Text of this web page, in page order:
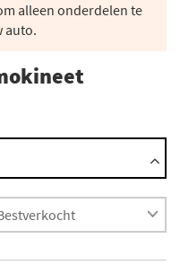
alleen onderdelen te
auto.